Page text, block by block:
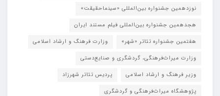
نوزدهمین جشنواره بین‌المللی «سینماحقیقت»
هجدهمین جشنواره بین‌المللی فیلم مستند ایران
هفتمین جشنواره تئاتر «شهر»
وزارت فرهنگ و ارشاد اسلامی
وزارت میراث‌فرهنگی، گردشگری و صنایع‌دستی
وزیر فرهنگ و ارشاد اسلامی
پردیس تئاتر شهرزاد
پژوهشگاه میراث‌فرهنگی و گردشگری